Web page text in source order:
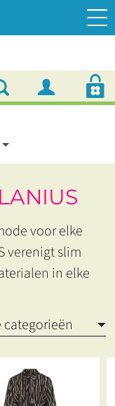
voor elke
verenigt slim
in elke